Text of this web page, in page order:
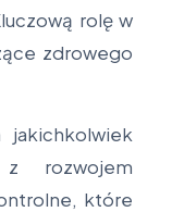
rolę w
zdrowego
rozwojem
które